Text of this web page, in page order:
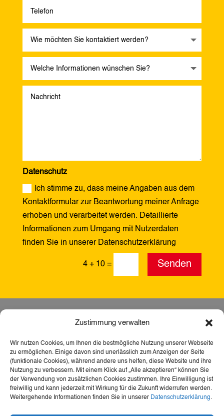
Zustimmung verwalten
Wir nutzen Cookies, um Ihnen die bestmögliche Nutzung unserer Webseite
zu ermöglichen. Einige davon sind unerlässlich zum Anzeigen der Seite
(funktionale Cookies), während andere uns helfen, diese Website und ihre
Nutzung zu verbessern. Mit einem Klick auf „Alle akzeptieren“ können Sie
der Verwendung von zusätzlichen Cookies zustimmen. Ihre Einwilligung ist
freiwillig und kann jederzeit mit Wirkung für die Zukunft widerrufen werden.
Weitergehende Informationen finden Sie in unserer Datenschutzerklärung.
Datenschutz
Ich stimme zu, dass meine Angaben aus dem
Kontaktformular zur Beantwortung meiner Anfrage
erhoben und verarbeitet werden. Detaillierte
Informationen zum Umgang mit Nutzerdaten
finden Sie in unserer Datenschutzerklärung
4 + 10 = Senden